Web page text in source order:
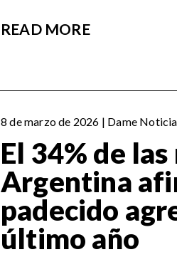
READ MORE
8 de marzo de 2026 | Dame
El 34% de
Argentina
padecido
último año